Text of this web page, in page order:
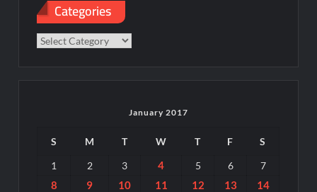
Categories
Categories
January 2017
S M T W T F
S
1
2 3 4 5 6 7
8 9 10 11 12 13
14